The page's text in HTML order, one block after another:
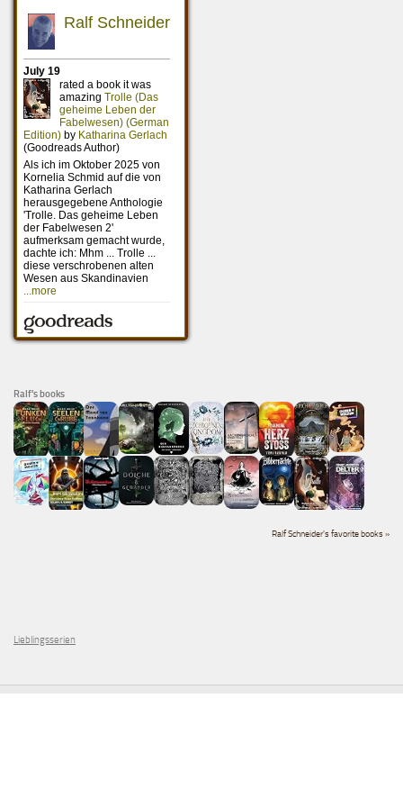
Ralf's books
Ralf Schneider's favorite books »
Lieblingsserien